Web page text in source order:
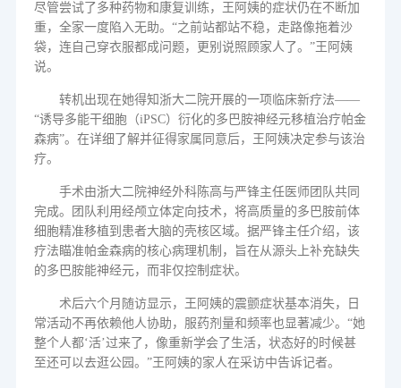
尽管尝试了多种药物和康复训练，王阿姨的症状仍在不断加
重，全家一度陷入无助。“之前站都站不稳，走路像拖着沙
袋，连自己穿衣服都成问题，更别说照顾家人了。”王阿姨
说。
转机出现在她得知浙大二院开展的一项临床新疗法——
“诱导多能干细胞（iPSC）衍化的多巴胺神经元移植治疗帕金
森病”。在详细了解并征得家属同意后，王阿姨决定参与该治
疗。
手术由浙大二院神经外科陈高与严锋主任医师团队共同
完成。团队利用经颅立体定向技术，将高质量的多巴胺前体
细胞精准移植到患者大脑的壳核区域。据严锋主任介绍，该
疗法瞄准帕金森病的核心病理机制，旨在从源头上补充缺失
的多巴胺能神经元，而非仅控制症状。
术后六个月随访显示，王阿姨的震颤症状基本消失，日
常活动不再依赖他人协助，服药剂量和频率也显著减少。 “她
整个人都‘活’过来了，像重新学会了生活，状态好的时候甚
至还可以去逛公园。”王阿姨的家人在采访中告诉记者。